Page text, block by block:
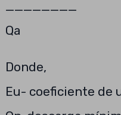
________
Qa
Donde,
Eu- coeficiente de